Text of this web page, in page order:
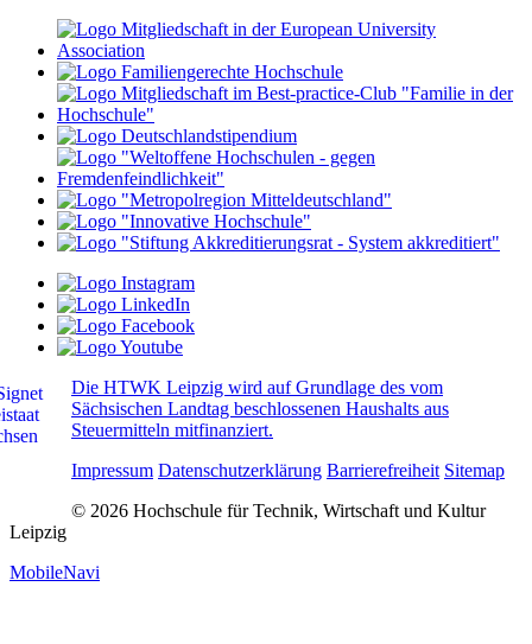
Die HTWK Leipzig wird auf Grundlage des vom
Sächsischen Landtag beschlossenen Haushalts aus
Steuermitteln mitfinanziert.
Impressum Datenschutzerklärung Barrierefreiheit Sitemap
© 2026 Hochschule für Technik, Wirtschaft und Kultur
Leipzig
MobileNavi